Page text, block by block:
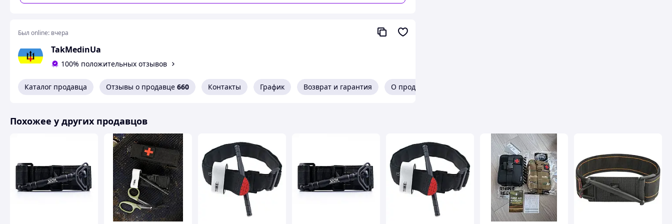
Был online: вчера
TakMedinUa
100% положительных отзывов
Каталог продавца Отзывы о продавце 660 Контакты График Возврат и гарантия О продавце
Похожее у других продавцов